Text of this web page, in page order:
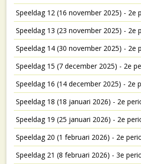
Speeldag 12 (16 november 2025) - 2e
Speeldag 13 (23 november 2025) - 2e
Speeldag 14 (30 november 2025) - 2e
Speeldag 15 (7 december 2025) - 2e
Speeldag 16 (14 december 2025) - 2e
Speeldag 18 (18 januari 2026) - 2e
Speeldag 19 (25 januari 2026) - 2e
Speeldag 20 (1 februari 2026) - 2e
Speeldag 21 (8 februari 2026) - 3e